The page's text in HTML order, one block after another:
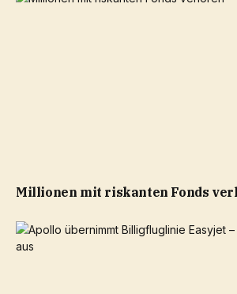
Millionen mit riskanten Fonds